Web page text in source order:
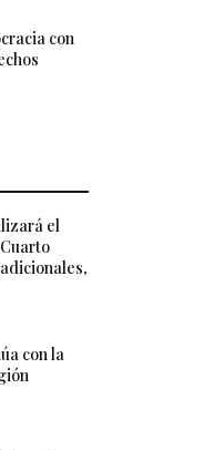
con
el
con la